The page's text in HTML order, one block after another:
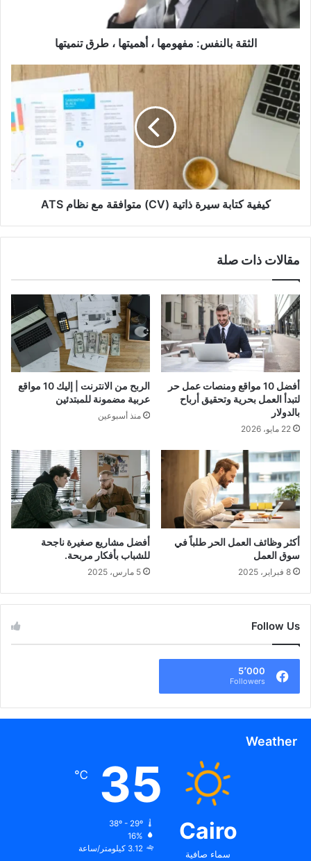
تنميتها
الثقة بالنفس: مفهومها ، أهميتها ، طرق تنميتها
كيفية
كتابة
سيرة
ذاتية
نظام
ATS
كيفية كتابة سيرة ذاتية (CV) متوافقة مع نظام ATS
مقالات ذات صلة
أفضل 10 مواقع ومنصات عمل حر
لتبدأ العمل بحرية وتحقيق أرباح
بالدولار
22 مايو، 2026
الربح من الانترنت | إليك 10 مواقع
عربية مضمونة للمبتدئين
منذ أسبوعين
أكثر وظائف العمل الحر طلباً في
سوق العمل
8 فبراير، 2025
أفضل مشاريع صغيرة ناجحة
للشباب بأفكار مربحة.
5 مارس، 2025
Follow Us
5٬000
Followers
Weather
Cairo
سماء صافية
35
℃
38º - 29º
16%
3.12 كيلومتر/ساعة